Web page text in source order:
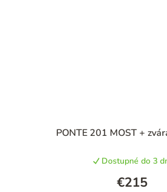
PONTE 201 MOST +
Dostupné do 3
€215